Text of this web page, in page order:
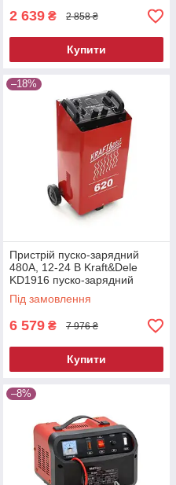
2 639 ₴ 2 858 ₴
Купити
–18%
Пристрій пуско-зарядний
480A, 12-24 В Kraft&Dele
KD1916 пуско-зарядний
пристрій
Під замовлення
6 579 ₴ 7 976 ₴
Купити
–8%